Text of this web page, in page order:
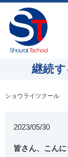
継続
ショウライツクール
2023/05/30
皆さん、こんに